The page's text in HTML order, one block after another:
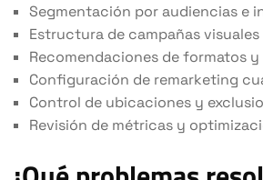
Segmentación por audiencias e
Estructura de campañas visuales
Recomendaciones de formatos y
Configuración de remarketing
Control de ubicaciones y
Revisión de métricas y